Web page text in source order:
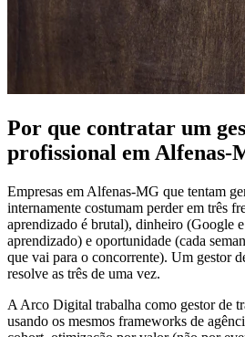
Por que contratar um
profissional em Alfenas-
Empresas em Alfenas-MG que tentam
internamente costumam perder em três
aprendizado é brutal), dinheiro (Google
aprendizado) e oportunidade (cada
que vai para o concorrente). Um gestor
resolve as três de uma vez.
A Arco Digital trabalha como gestor de
usando os mesmos frameworks de